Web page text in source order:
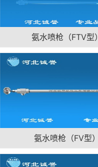
氨水喷枪（FTV型）
氨水喷枪（FV型）